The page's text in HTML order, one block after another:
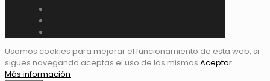
Usamos cookies para mejorar el funcionamiento de esta web, si
sigues navegando aceptas el uso de las mismas.Aceptar
Más información